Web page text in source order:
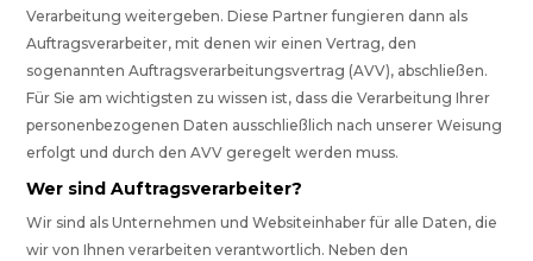
Verarbeitung weitergeben. Diese Partner fungieren dann als
Auftragsverarbeiter, mit denen wir einen Vertrag, den
sogenannten Auftragsverarbeitungsvertrag (AVV), abschließen.
Für Sie am wichtigsten zu wissen ist, dass die Verarbeitung Ihrer
personenbezogenen Daten ausschließlich nach unserer Weisung
erfolgt und durch den AVV geregelt werden muss.
Wer sind Auftragsverarbeiter?
Wir sind als Unternehmen und Websiteinhaber für alle Daten, die
wir von Ihnen verarbeiten verantwortlich. Neben den